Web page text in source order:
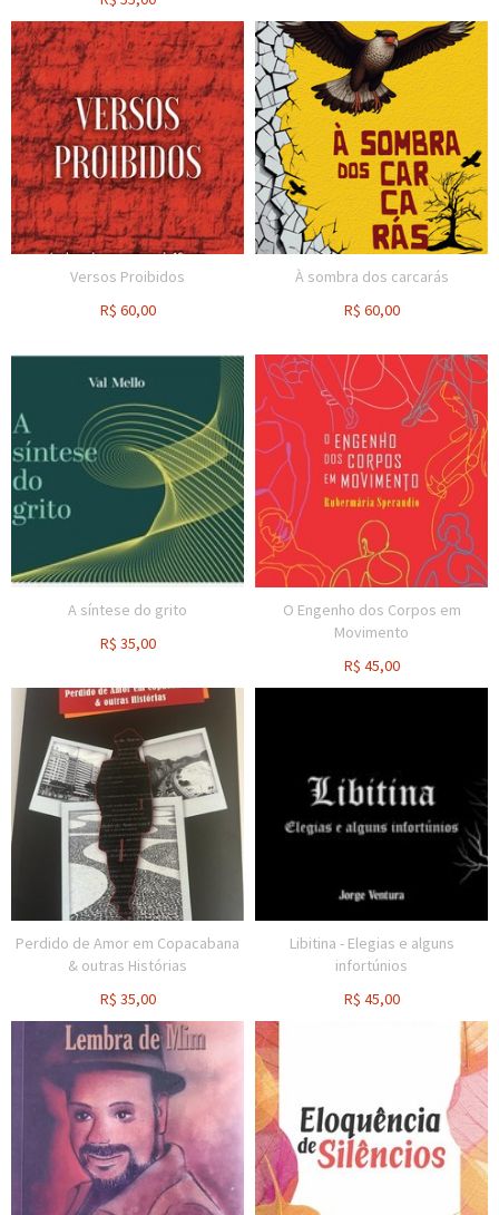
Versos Proibidos
R$ 60,00
À sombra dos carcarás
R$ 60,00
A síntese do grito
R$ 35,00
O Engenho dos Corpos em
Movimento
R$ 45,00
Perdido de Amor em Copacabana
& outras Histórias
R$ 35,00
Libitina - Elegias e alguns
infortúnios
R$ 45,00